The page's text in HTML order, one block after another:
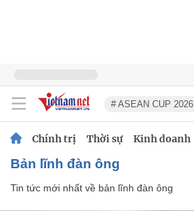
# ASEAN CUP 2026
Chính trị Thời sự Kinh doanh
bản lĩnh đàn ông
Tin tức mới nhất về bản lĩnh đàn ông